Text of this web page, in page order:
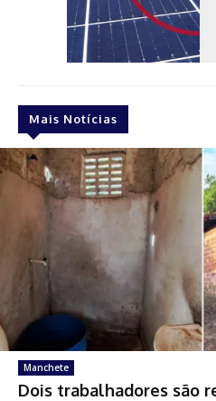
Mais Notícias
Manchete
Dois trabalhadores são